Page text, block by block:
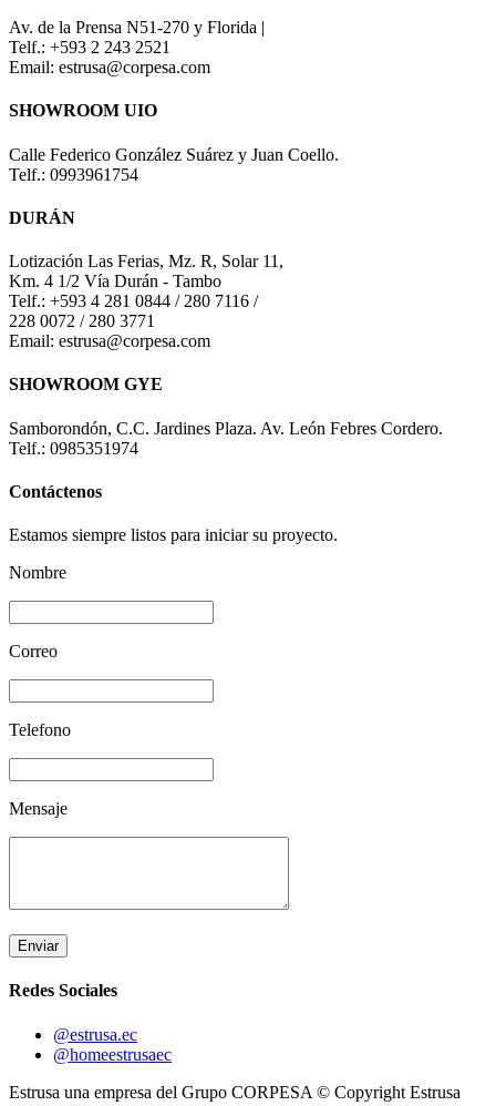
Av. de la Prensa N51-270 y Florida |
Telf.: +593 2 243 2521
Email: estrusa@corpesa.com
SHOWROOM UIO
Calle Federico González Suárez y Juan Coello.
Telf.: 0993961754
DURÁN
Lotización Las Ferias, Mz. R, Solar 11,
Km. 4 1/2 Vía Durán - Tambo
Telf.: +593 4 281 0844 / 280 7116 /
228 0072 / 280 3771
Email: estrusa@corpesa.com
SHOWROOM GYE
Samborondón, C.C. Jardines Plaza. Av. León Febres Cordero.
Telf.: 0985351974
Contáctenos
Estamos siempre listos para iniciar su proyecto.
Nombre
Correo
Telefono
Mensaje
Enviar
Redes Sociales
@estrusa.ec
@homeestrusaec
Estrusa una empresa del Grupo CORPESA © Copyright Estrusa